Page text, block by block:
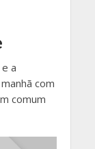
a
com
comum